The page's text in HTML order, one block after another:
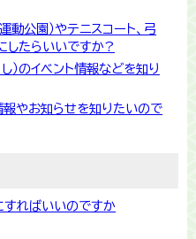
動公園）やテニスコート、弓
したらいいですか?
）のイベント情報などを知り
報やお知らせを知りたいので
すればいいのですか